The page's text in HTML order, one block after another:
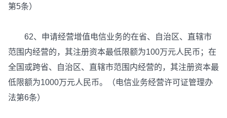
第5条）
62、申请经营增值电信业务的在省、自治区、直辖市
范围内经营的，其注册资本最低限额为100万元人民币；在
全国或跨省、自治区、直辖市范围内经营的，其注册资本最
低限额为1000万元人民币。（电信业务经营许可证管理办
法第6条）